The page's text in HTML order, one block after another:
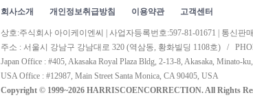
회사소개 개인정보취급방침 이용약관 고객센터
상호:주식회사 아이케이엔씨 | 사업자등록번호:597-81-01671 | 통신판
주소 : 서울시 강남구 강남대로 320 (역삼동, 황화빌딩 1108호) /
Japan Office : #405, Akasaka Royal Plaza Bldg, 2-13-8, Akasaka, Minato-
USA Office : #12987, Main Street Santa Monica, CA 90405, USA
Copyright © 1999~2026 HARRISCOENCORRECTION. All Rights